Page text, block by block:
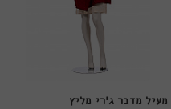
מעיל מדבר ג'רי מליץ